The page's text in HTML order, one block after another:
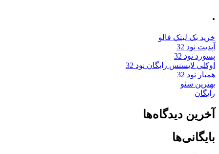
.
خرید بک لینک فالو
آپدیت نود 32
پسورد نود 32
اوکلی لایسنس رایگان نود 32
همیار نود 32
بهترین سئو
رایگان
آخرین دیدگاه‌ها
بایگانی‌ها